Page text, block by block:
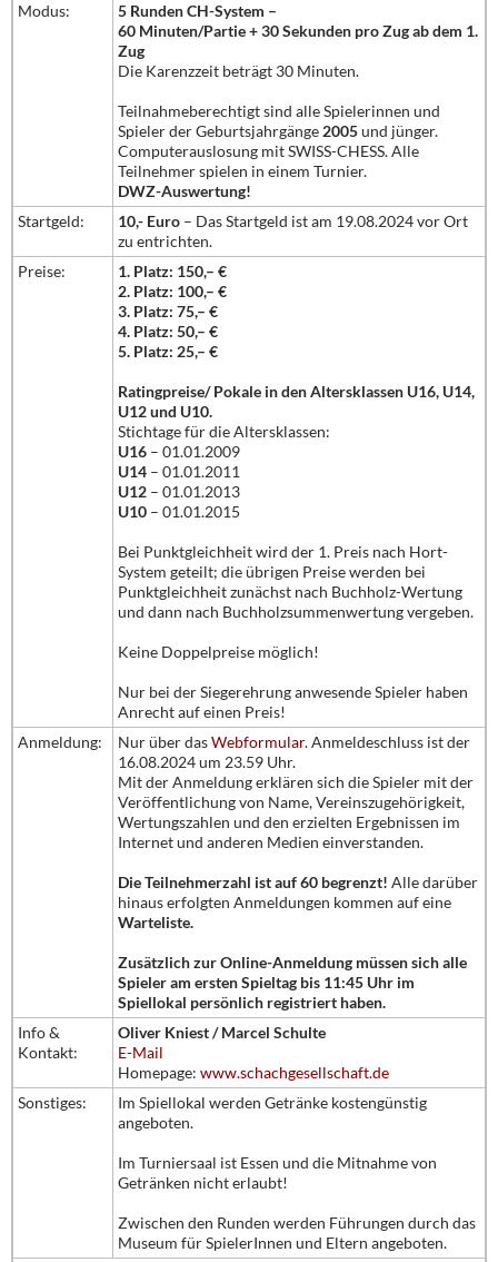
Modus:
5 Runden CH-System –
60 Minuten/Partie + 30 Sekunden pro Zug ab dem 1.
Zug
Die Karenzzeit beträgt 30 Minuten.
Teilnahmeberechtigt sind alle Spielerinnen und
Spieler der Geburtsjahrgänge 2005und jünger.
Computerauslosung mit SWISS-CHESS. Alle
Teilnehmer spielen in einem Turnier.
DWZ-Auswertung!
Startgeld:
10,- Euro – Das Startgeld ist am 19.08.2024 vor Ort
zu entrichten.
Preise:
1. Platz: 150,– €
2. Platz: 100,– €
3. Platz: 75,– €
4. Platz: 50,– €
5. Platz: 25,– €
Ratingpreise/ Pokale in den Altersklassen U16, U14,
U12 und U10.
Stichtage für die Altersklassen:
U16 – 01.01.2009
U14 – 01.01.2011
U12 – 01.01.2013
U10 – 01.01.2015
Bei Punktgleichheit wird der 1. Preis nach Hort-
System geteilt; die übrigen Preise werden bei
Punktgleichheit zunächst nach Buchholz-Wertung
und dann nach Buchholzsummenwertung vergeben.
Keine Doppelpreise möglich!
Nur bei der Siegerehrung anwesende Spieler haben
Anrecht auf einen Preis!
Anmeldung:
Nur über dasWebformular. Anmeldeschluss ist der
16.08.2024 um 23.59 Uhr.
Mit der Anmeldung erklären sich die Spieler mit der
Veröffentlichung von Name, Vereinszugehörigkeit,
Wertungszahlen und den erzielten Ergebnissen im
Internet und anderen Medien einverstanden.
Die Teilnehmerzahl ist auf 60 begrenzt! Alle darüber
hinaus erfolgten Anmeldungen kommen auf eine
Warteliste.
Zusätzlich zur Online-Anmeldung müssen sich alle
Spieler am ersten Spieltag bis 11:45 Uhr im
Spiellokal persönlich registriert haben.
Info &
Kontakt:
Oliver Kniest / Marcel Schulte
E-Mail
Homepage: www.schachgesellschaft.de
Sonstiges:
Im Spiellokal werden Getränke kostengünstig
angeboten.
Im Turniersaal ist Essen und die Mitnahme von
Getränken nicht erlaubt!
Zwischen den Runden werden Führungen durch das
Museum für SpielerInnen und Eltern angeboten.